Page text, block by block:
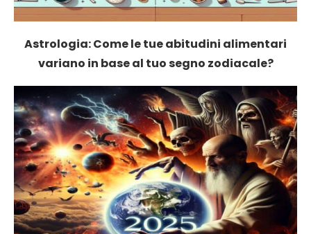
Astrologia: Come le tue abitudini alimentari
variano in base al tuo segno zodiacale?